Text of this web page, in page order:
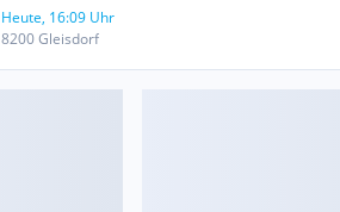
Heute, 16:09 Uhr
8200 Gleisdorf